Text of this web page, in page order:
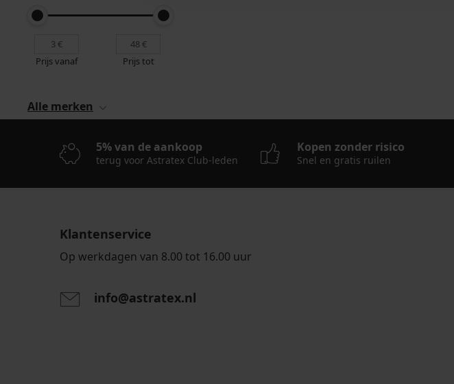
Prijs vanaf Prijs tot
Alle merken
5% van de aankoop
terug voor Astratex Club-leden
Kopen zonder risico
Snel en gratis ruilen
Klantenservice
Op werkdagen van 8.00 tot 16.00 uur
info@astratex.nl